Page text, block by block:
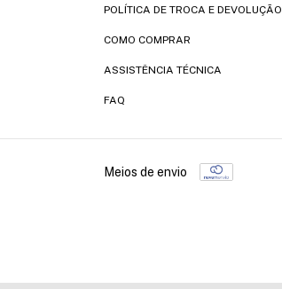
POLÍTICA DE TROCA E DEVOLUÇÃO
COMO COMPRAR
ASSISTÊNCIA TÉCNICA
FAQ
Meios de envio